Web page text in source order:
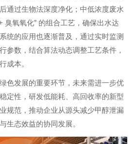
通过生物法深度净化；中低浓度废水
臭氧氧化” 的组合工艺，确保出水达
统的应用也逐渐普及，通过实时监测
参数，结合算法动态调整工艺条件，
成本。
色发展的重要环节，未来需进一步优
定性，研发低能耗、高回收率的新型
规范，推动企业从源头减少甲醇泄漏
生态效益的协同发展。